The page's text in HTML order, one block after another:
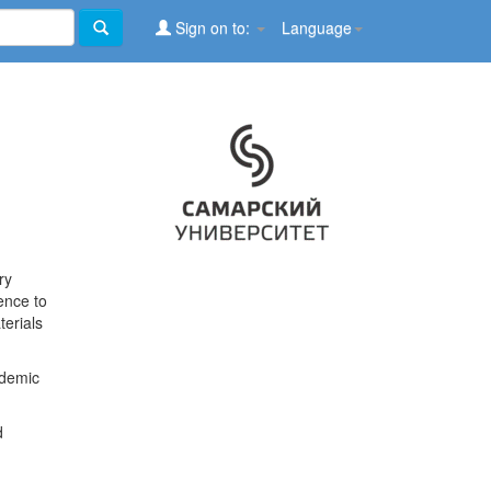
Language
Sign on to:
to